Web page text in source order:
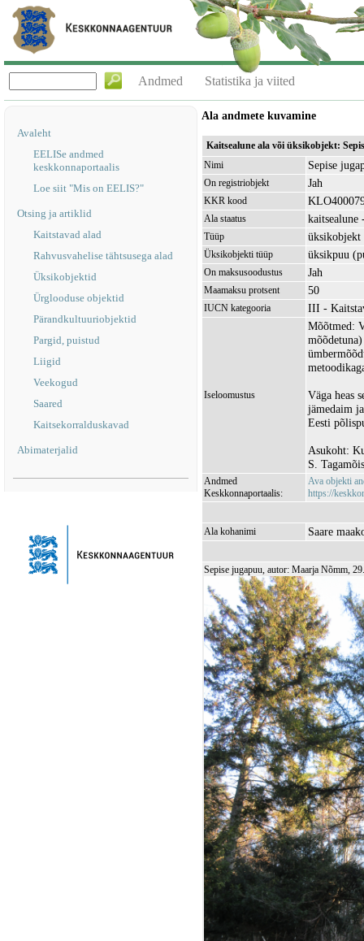
Andmed Statistika ja viited
Avaleht
EELISe andmed
keskkonnaportaalis
Loe siit "Mis on EELIS?"
Otsing ja artiklid
Kaitstavad alad
Rahvusvahelise tähtsusega alad
Üksikobjektid
Ürglooduse objektid
Pärandkultuuriobjektid
Pargid, puistud
Liigid
Veekogud
Saared
Kaitsekorralduskavad
Abimaterjalid
Ala andmete kuvamine
Kaitsealune ala või üksikobjekt:
Nimi
Sepise
On registriobjekt Jah
KKR kood
Ala staatus kaitsealune
Tüüp üksikobjekt
Üksikobjekti tüüp üksikpuu
On maksusoodustus Jah
Maamaksu protsent 50
IUCN kategooria III -
Iseloomustus
Mõõtmed:
Väga heas
jämedaim
Eesti
Asukoht:
S.
Andmed
Keskkonnaportaalis:
Ava objekti
https://
Ala kohanimi Saare
Sepise jugapuu, autor: Maarja Nõmm,